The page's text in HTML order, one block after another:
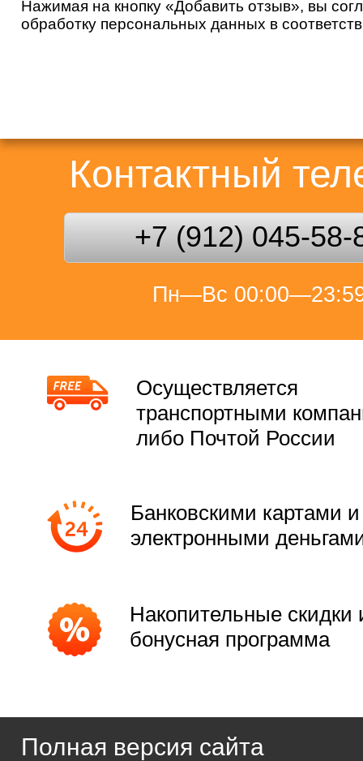
Нажимая на кнопку «Добавить отзыв», вы
обработку персональных данных в
Контактный
+7 (912) 045-58-
Пн—Вс
Осуществляется
транспортными
либо Почтой России
Банковскими картами и
электронными
Накопительные скидки
бонусная программа
Полная версия сайта